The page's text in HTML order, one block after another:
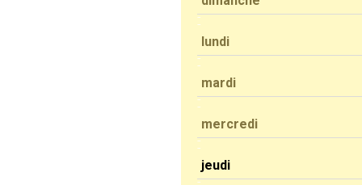
lundi
mardi
mercredi
jeudi